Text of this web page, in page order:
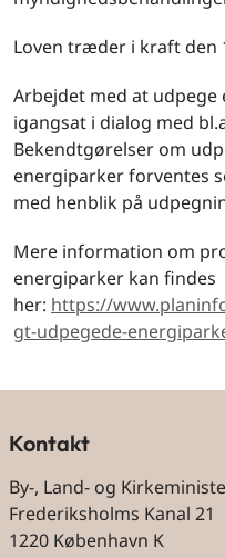
Loven træder i kraft den
Arbejdet med at
igangsat i dialog med
Bekendtgørelser om
energiparker forventes
med henblik på
Mere information om
energiparker kan findes
her: https://
gt-udpegede-
Kontakt
By-, Land- og
Frederiksholms Kanal 21
1220 København K